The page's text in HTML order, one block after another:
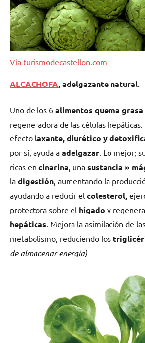
Vía turismodecastellon.com
ALCACHOFA, adelgazante natural.
Uno de los 6 alimentos quema grasa
regeneradora de las células
efecto laxante, diurético y
por sí, ayuda a adelgazar . Lo mejor;
ricas en cinarina , una sustancia »
la digestión , aumentando la
ayudando a reducir el colesterol,
protectora sobre el hígado y
hepáticas . Mejora la asimilación de las
metabolismo, reduciendo los
dealmacenar energía)